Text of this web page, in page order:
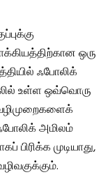
ஒரு
ஃபோலிக்
உள்ள ஒவ்வொரு
அமிலம்
முடியாது,